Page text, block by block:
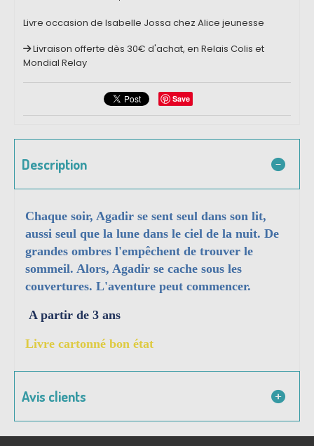
Livre occasion de Isabelle Jossa chez Alice jeunesse
Livraison offerte dès 30€ d'achat, en Relais Colis et
Mondial Relay
Save
Description
Chaque soir, Agadir se sent seul dans son lit,
aussi seul que la lune dans le ciel de la nuit. De
grandes ombres l'empêchent de trouver le
sommeil. Alors, Agadir se cache sous les
couvertures. L'aventure peut commencer.
A partir de 3 ans
Livre cartonné bon état
Avis clients